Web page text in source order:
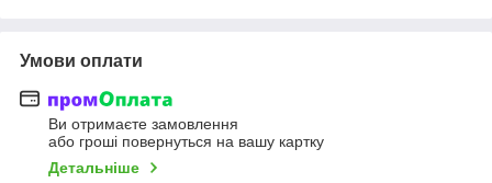
Умови оплати
Ви отримаєте замовлення
або гроші повернуться на вашу картку
Детальніше